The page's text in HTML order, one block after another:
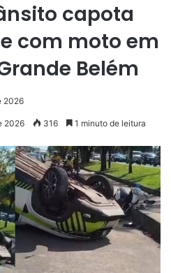
capota
com moto em
Belém
2026
2026 316 1 minuto de leitura